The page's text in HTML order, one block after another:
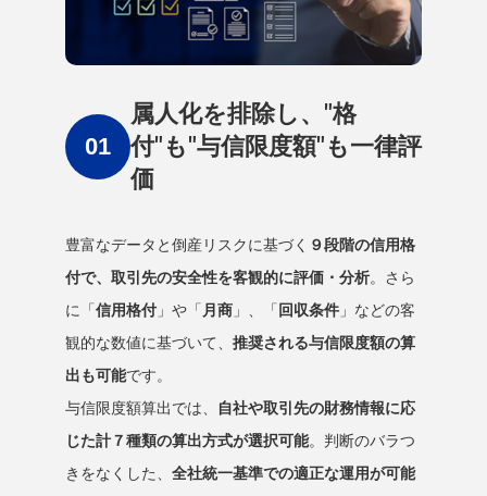
属人化を排除し、"格
付"も"与信限度額"も一律評
価
豊富なデータと倒産リスクに基づく ９段階の信用格
付で、取引先の安全性を客観的に評価・分析。さら
に「信用格付 」や「 月商 」、「 回収条件 」などの客
観的な数値に基づいて、 推奨される与信限度額の算
出も可能です。
与信限度額算出では、
自社や取引先の財務情報に応
じた計７種類の算出方式が選択可能。判断のバラつ
きをなくした、 全社統一基準での適正な運用が可能